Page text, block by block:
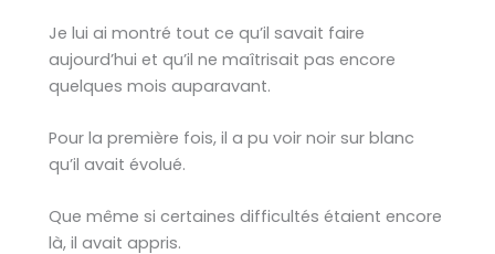
Je lui ai montré tout ce qu’il savait faire
aujourd’hui et qu’il ne maîtrisait pas encore
quelques mois auparavant.
Pour la première fois, il a pu voir noir sur blanc
qu’il avait évolué.
Que même si certaines difficultés étaient encore
là, il avait appris.